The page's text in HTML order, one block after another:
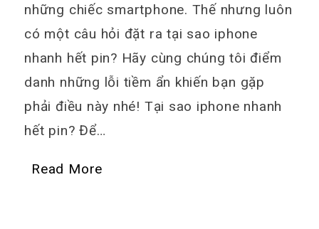
những chiếc smartphone. Thế nhưng luôn
có một câu hỏi đặt ra tại sao iphone
nhanh hết pin? Hãy cùng chúng tôi điểm
danh những lỗi tiềm ẩn khiến bạn gặp
phải điều này nhé! Tại sao iphone nhanh
hết pin? Để…
Read More